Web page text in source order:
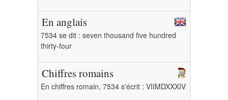
En anglais
7534 se dit : seven thousand five hundred
thirty-four
Chiffres romains
En chiffres romain, 7534 s'écrit : VIIMDXXXIV